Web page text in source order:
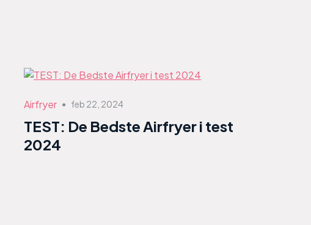
Airfryer ● feb 22, 2024
TEST: De Bedste Airfryer i test
2024